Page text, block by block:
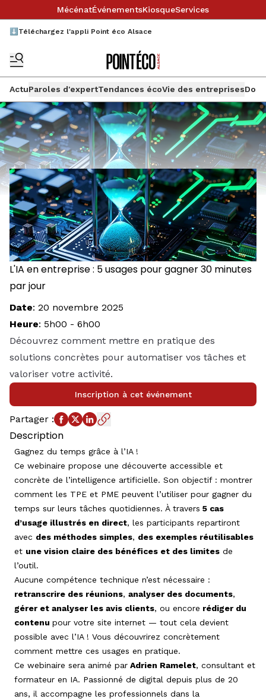
MécénatÉvénementsKiosqueServices
⬇️Téléchargez l'appli Point éco Alsace
ActuParoles d'expertTendances écoVie des entreprises
L'IA en entreprise : 5 usages pour gagner 30 minutes
par jour
Date: 20 novembre 2025
Heure: 5h00 - 6h00
Découvrez comment mettre en pratique des
solutions concrètes pour automatiser vos tâches et
valoriser votre activité.
Inscription à cet événement
Partager :
Description
Gagnez du temps grâce à l’IA !
Ce webinaire propose une découverte accessible et
concrète de l’intelligence artificielle. Son objectif : montrer
comment les TPE et PME peuvent l’utiliser pour gagner du
temps sur leurs tâches quotidiennes. À travers 5 cas
d’usage illustrés en direct, les participants repartiront
avec des méthodes simples, des exemples réutilisables
et une vision claire des bénéfices et des limites de
l’outil.
Aucune compétence technique n’est nécessaire :
retranscrire des réunions, analyser des documents,
gérer et analyser les avis clients, ou encore rédiger du
contenu pour votre site internet — tout cela devient
possible avec l’IA ! Vous découvrirez concrètement
comment mettre ces usages en pratique.
Ce webinaire sera animé par Adrien Ramelet, consultant et
formateur en IA. Passionné de digital depuis plus de 20
ans, il accompagne les professionnels dans la